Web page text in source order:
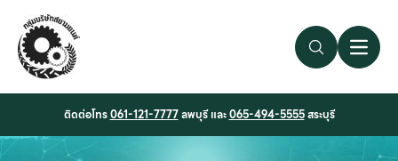
Search Link
Open
ติดต่อโทร061-121-7777ลพบุรี และ065-494-5555สระบุรี